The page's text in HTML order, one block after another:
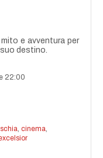
e avventura per
destino.
22:00
, cinema,